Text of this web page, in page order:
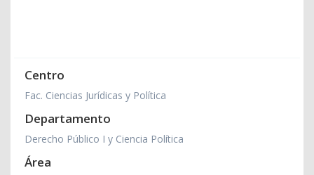
Centro
Fac. Ciencias Jurídicas y Política
Departamento
Derecho Público I y Ciencia Política
Área